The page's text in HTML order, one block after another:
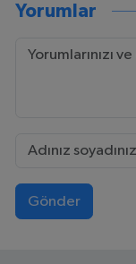
Yorumlar
Gönder